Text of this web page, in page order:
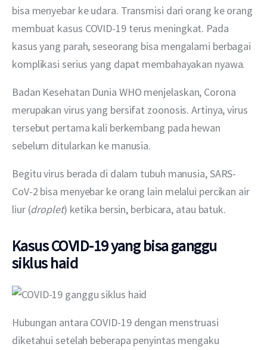
bisa menyebar ke udara. Transmisi dari orang ke orang
membuat kasus COVID-19 terus meningkat. Pada
kasus yang parah, seseorang bisa mengalami berbagai
komplikasi serius yang dapat membahayakan nyawa.
Badan Kesehatan Dunia WHO menjelaskan, Corona
merupakan virus yang bersifat zoonosis. Artinya, virus
tersebut pertama kali berkembang pada hewan
sebelum ditularkan ke manusia.
Begitu virus berada di dalam tubuh manusia, SARS-
CoV-2 bisa menyebar ke orang lain melalui percikan air
liur (droplet) ketika bersin, berbicara, atau batuk.
Kasus COVID-19 yang bisa ganggu
siklus haid
Hubungan antara COVID-19 dengan menstruasi
diketahui setelah beberapa penyintas mengaku